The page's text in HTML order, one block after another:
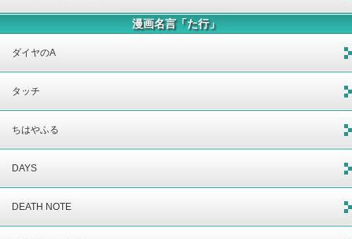
漫画名言「た行」
ダイヤのA
タッチ
ちはやふる
DAYS
DEATH NOTE